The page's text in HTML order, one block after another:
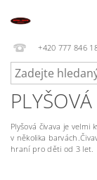
+420 777 846
Plyšová čivava je velmi
v několika
hraní pro děti od 3 let.